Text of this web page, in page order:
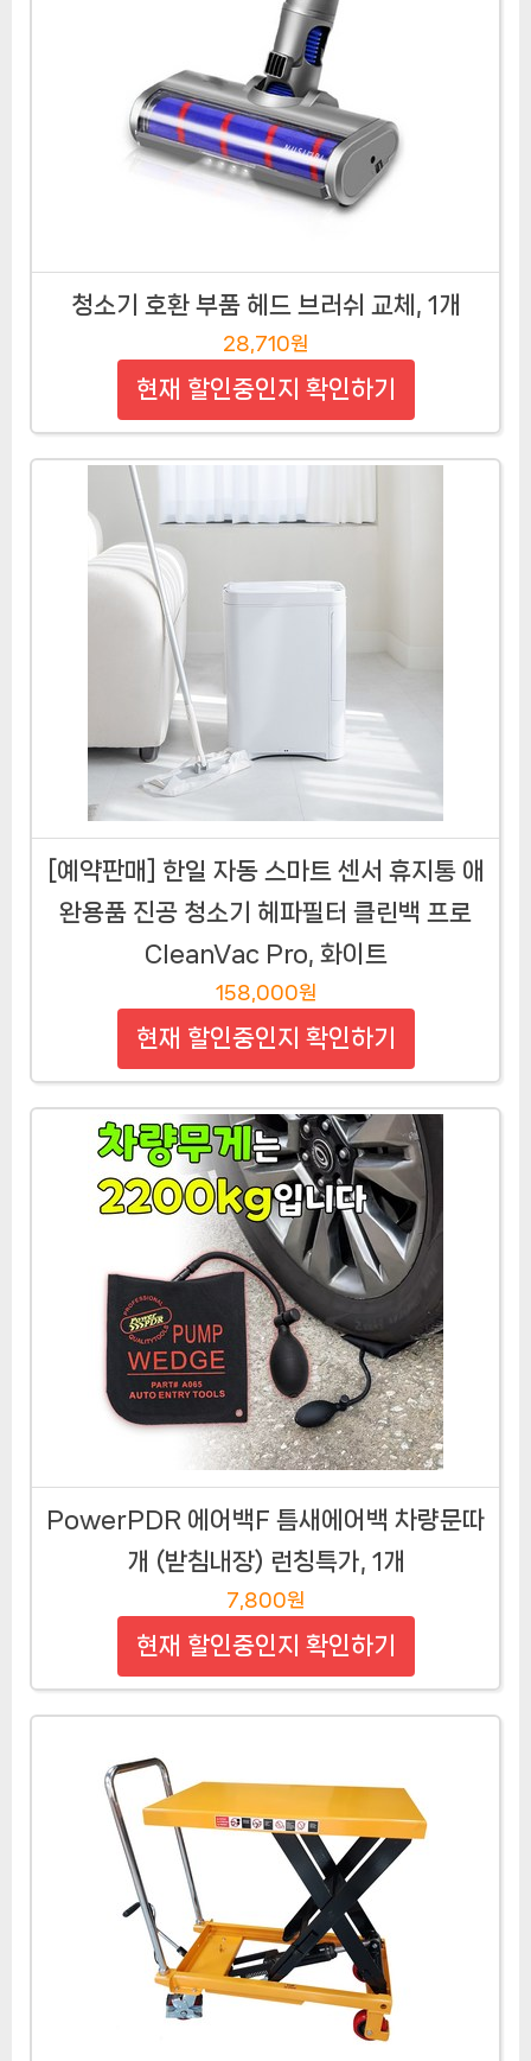
청소기 호환 부품 헤드 브러쉬 교체, 1개
28,710원
현재 할인중인지 확인하기
[예약판매] 한일 자동 스마트 센서 휴지통 애
완용품 진공 청소기 헤파필터 클린백 프로
CleanVac Pro, 화이트
158,000원
현재 할인중인지 확인하기
PowerPDR 에어백F 틈새에어백 차량문따
개 (받침내장) 런칭특가, 1개
7,800원
현재 할인중인지 확인하기